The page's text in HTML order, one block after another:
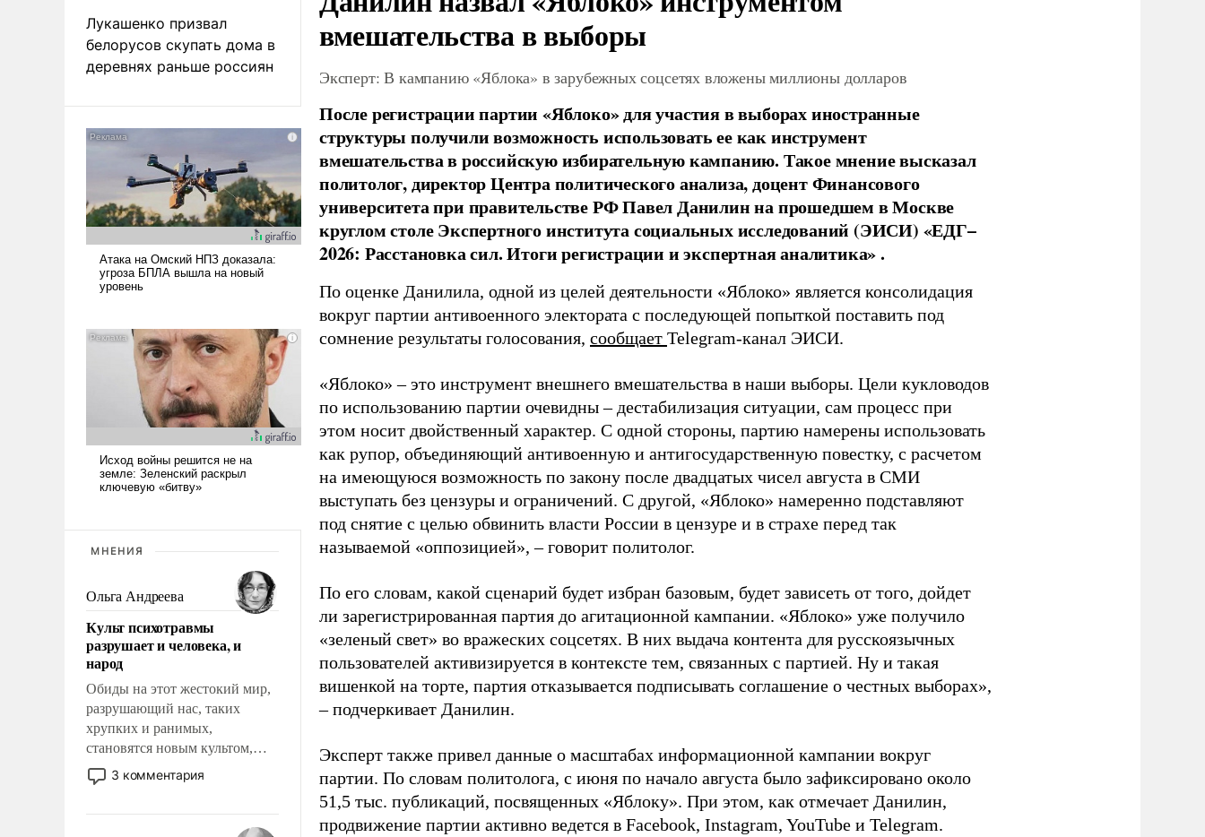
Лукашенко призвал
белорусов скупать дома в
деревнях раньше россиян
МНЕНИЯ
Ольга Андреева
Культ психотравмы
разрушает и человека, и
народ
Обиды на этот жестокий мир,
разрушающий нас, таких
хрупких и ранимых,
становятся новым культом,
постепенно вытесняя и
отменяя традиционное
мужественным и твердым под
3 комментария
вмешательства в выборы
Эксперт: В кампанию «Яблока» в зарубежных соцсетях вложены миллионы долларов
После регистрации партии «Яблоко» для участия в выборах иностранные
структуры получили возможность использовать ее как инструмент
вмешательства в российскую избирательную кампанию. Такое мнение высказал
политолог, директор Центра политического анализа, доцент Финансового
университета при правительстве РФ Павел Данилин на прошедшем в Москве
круглом столе Экспертного института социальных исследований (ЭИСИ) «ЕДГ–
2026: Расстановка сил. Итоги регистрации и экспертная аналитика» .
По оценке Данилила, одной из целей деятельности «Яблоко» является консолидация
вокруг партии антивоенного электората с последующей попыткой поставить под
сомнение результаты голосования, сообщает Telegram-канал ЭИСИ.
«Яблоко» – это инструмент внешнего вмешательства в наши выборы. Цели кукловодов
по использованию партии очевидны – дестабилизация ситуации, сам процесс при
этом носит двойственный характер. С одной стороны, партию намерены использовать
как рупор, объединяющий антивоенную и антигосударственную повестку, с расчетом
на имеющуюся возможность по закону после двадцатых чисел августа в СМИ
выступать без цензуры и ограничений. С другой, «Яблоко» намеренно подставляют
под снятие с целью обвинить власти России в цензуре и в страхе перед так
называемой «оппозицией», – говорит политолог.
По его словам, какой сценарий будет избран базовым, будет зависеть от того, дойдет
ли зарегистрированная партия до агитационной кампании. «Яблоко» уже получило
«зеленый свет» во вражеских соцсетях. В них выдача контента для русскоязычных
пользователей активизируется в контексте тем, связанных с партией. Ну и такая
вишенкой на торте, партия отказывается подписывать соглашение о честных выборах»,
– подчеркивает Данилин.
Эксперт также привел данные о масштабах информационной кампании вокруг
партии. По словам политолога, с июня по начало августа было зафиксировано около
51,5 тыс. публикаций, посвященных «Яблоку». При этом, как отмечает Данилин,
продвижение партии активно ведется в Facebook, Instagram, YouTube и Telegram.